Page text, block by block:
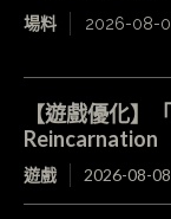
場料 2026-08-
【遊戲優化】
Reincarnation
遊戲 2026-08-08